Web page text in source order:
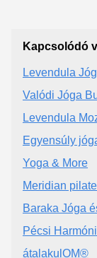
Kapcsolódó
Levendula
Valódi Jóga
Levendula
Egyensúly
Yoga & More
Meridian
Baraka Jóga
Pécsi
átalakulOM®️